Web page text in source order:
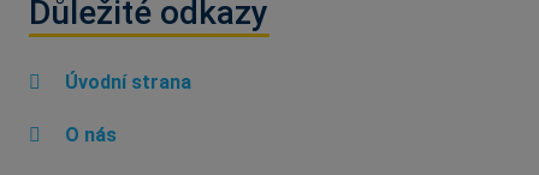
Důležité odkazy
Úvodní strana
O nás